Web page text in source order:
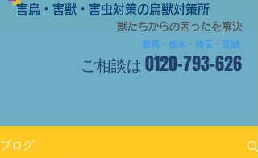
害鳥・害獣・害虫対策の鳥獣対策所
害鳥・害獣・害虫対策の鳥獣対策所
獣たちからの困ったを解決
群馬・栃木・埼玉・茨城
​ご相談は 0120-793-626
ブログ